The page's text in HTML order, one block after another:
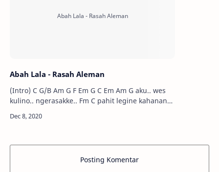
Abah Lala - Rasah Aleman
(Intro) C G/B Am G F Em G C Em Am G aku.. wes
kulino.. ngerasakke.. Fm C pahit legine kahanan
Posting Komentar